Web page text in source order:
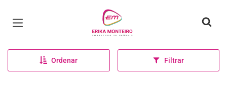
Página inicial
Ordenar Filtrar